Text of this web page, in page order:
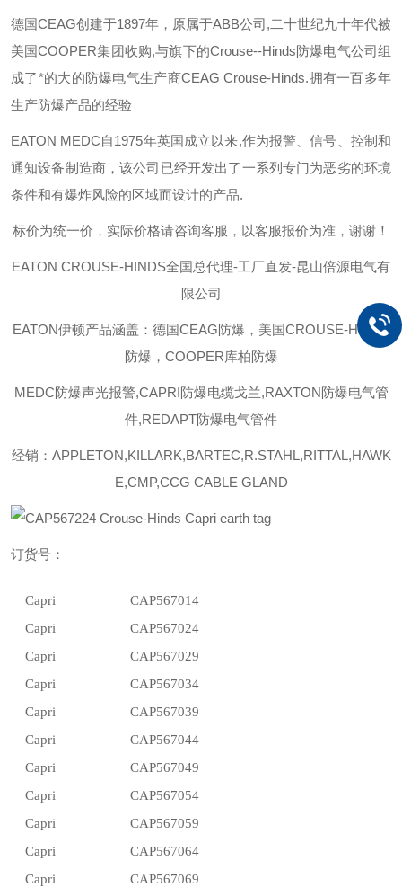
德国CEAG创建于1897年，原属于ABB公司,二十世纪九十年代被
美国COOPER集团收购,与旗下的Crouse--Hinds防爆电气公司组
成了*的大的防爆电气生产商CEAG Crouse-Hinds.拥有一百多年
生产防爆产品的经验
EATON MEDC自1975年英国成立以来,作为报警、信号、控制和
通知设备制造商，该公司已经开发出了一系列专门为恶劣的环境
条件和有爆炸风险的区域而设计的产品.
标价为统一价，实际价格请咨询客服，以客服报价为准，谢谢！
EATON CROUSE-HINDS全国总代理-工厂直发-昆山倍源电气有
限公司
EATON伊顿产品涵盖：德国CEAG防爆，美国CROUSE-HINDS
防爆，COOPER库柏防爆
MEDC防爆声光报警,CAPRI防爆电缆戈兰,RAXTON防爆电气管
件,REDAPT防爆电气管件
经销：APPLETON,KILLARK,BARTEC,R.STAHL,RITTAL,HAWK
E,CMP,CCG CABLE GLAND
订货号：
Capri
CAP567014
Capri
CAP567024
Capri
CAP567029
Capri
CAP567034
Capri
CAP567039
Capri
CAP567044
Capri
CAP567049
Capri
CAP567054
Capri
CAP567059
Capri
CAP567064
Capri
CAP567069